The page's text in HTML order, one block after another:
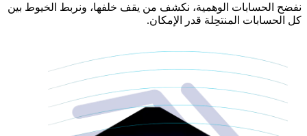
نفضح الحسابات الوهمية، نكشف من يقف خلفها، ونربط الخيوط بين
كل الحسابات المنتحِلة قدر الإمكان.